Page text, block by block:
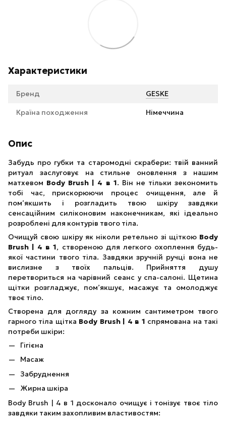
Характеристики
Бренд GESKE
Країна походження Німеччина
Опис
Забудь про губки та старомодні скрабери: твій ванний
ритуал заслуговує на стильне оновлення з нашим
матхевом Body Brush | 4 в 1. Він не тільки зекономить
тобі час, прискорюючи процес очищення, але й
пом’якшить і розгладить твою шкіру завдяки
сенсаційним силіконовим наконечникам, які ідеально
розроблені для контурів твого тіла.
Очищуй свою шкіру як ніколи ретельно зі щіткою Body
Brush | 4 в 1, створеною для легкого охоплення будь-
якої частини твого тіла. Завдяки зручній ручці вона не
вислизне з твоїх пальців. Прийняття душу
перетвориться на чарівний сеанс у спа-салоні. Щетина
щітки розгладжує, пом’якшує, масажує та омолоджує
твоє тіло.
Створена для догляду за кожним сантиметром твого
гарного тіла щітка Body Brush | 4 в 1 спрямована на такі
потреби шкіри:
Гігієна
Масаж
Забруднення
Жирна шкіра
Body Brush | 4 в 1 досконало очищує і тонізує твоє тіло
завдяки таким захопливим властивостям: